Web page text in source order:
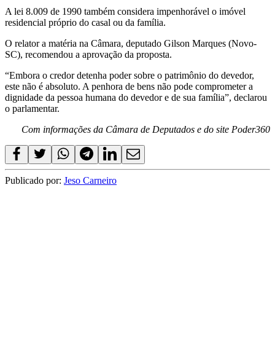
A lei 8.009 de 1990 também considera impenhorável o imóvel
residencial próprio do casal ou da família.
O relator a matéria na Câmara, deputado Gilson Marques (Novo-
SC), recomendou a aprovação da proposta.
“Embora o credor detenha poder sobre o patrimônio do devedor,
este não é absoluto. A penhora de bens não pode comprometer a
dignidade da pessoa humana do devedor e de sua família”, declarou
o parlamentar.
Com informações da Câmara de Deputados e do site Poder360
Publicado por: Jeso Carneiro